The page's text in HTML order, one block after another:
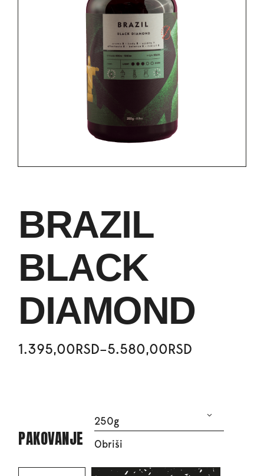
BRAZIL
BLACK
DIAMOND
1.395,00RSD–5.580,00RSD
PAKOVANJE
250g
Obriši